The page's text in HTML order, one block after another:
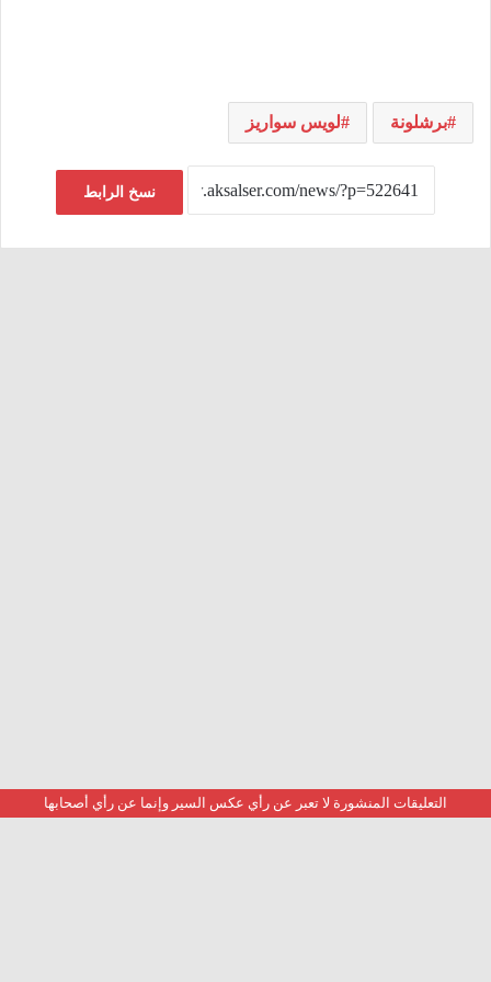
برشلونة لويس سواريز
نسخ الرابط
التعليقات المنشورة لا تعبر عن رأي عكس السير وإنما عن رأي أصحابها